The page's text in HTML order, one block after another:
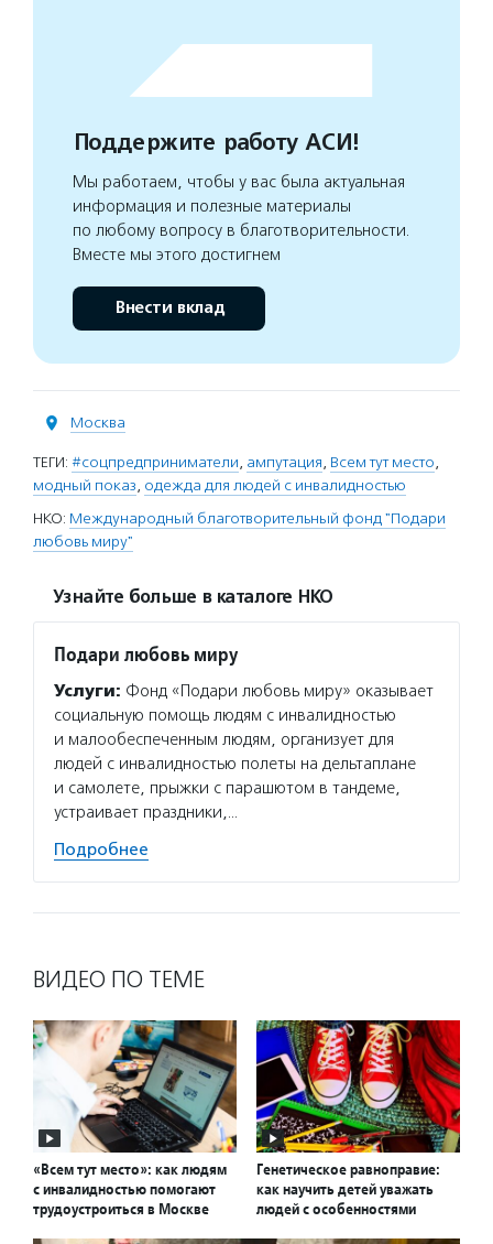
Поддержите работу АСИ!
Мы работаем, чтобы у вас была актуальная
информация и полезные материалы
по любому вопросу в благотворительности.
Вместе мы этого достигнем
Внести вклад
Москва
ТЕГИ: #соцпредприниматели, ампутация, Всем тут место,
модный показ, одежда для людей с инвалидностью
НКО: Международный благотворительный фонд "Подари
любовь миру"
Узнайте больше в каталоге НКО
Подари любовь миру
Услуги: Фонд «Подари любовь миру» оказывает
социальную помощь людям с инвалидностью
и малообеспеченным людям, организует для
людей с инвалидностью полеты на дельтаплане
и самолете, прыжки с парашютом в тандеме,
устраивает праздники,…
Подробнее
ВИДЕО ПО ТЕМЕ
«Всем тут место»: как людям
с инвалидностью помогают
трудоустроиться в Москве
Генетическое равноправие:
как научить детей уважать
людей с особенностями